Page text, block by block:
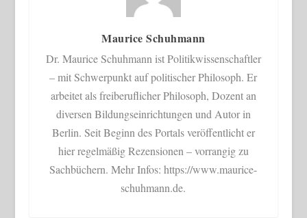
Maurice Schuhmann
Dr. Maurice Schuhmann ist Politikwissenschaftler
– mit Schwerpunkt auf politischer Philosoph. Er
arbeitet als freiberuflicher Philosoph, Dozent an
diversen Bildungseinrichtungen und Autor in
Berlin. Seit Beginn des Portals veröffentlicht er
hier regelmäßig Rezensionen – vorrangig zu
Sachbüchern. Mehr Infos: https://www.maurice-
schuhmann.de.